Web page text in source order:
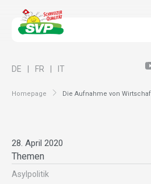
Homepage Die Aufnahme von
DE FR IT
28. April 2020
Themen
Asylpolitik